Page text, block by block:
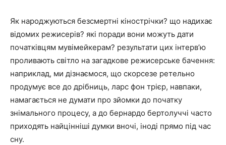
Як народжуються безсмертні кінострічки? що надихає
відомих режисерів? які поради вони можуть дати
початківцям мувімейкерам? результати цих інтерв’ю
проливають світло на загадкове режисерське бачення:
наприклад, ми дізнаємося, що скорсезе ретельно
продумує все до дрібниць, ларс фон трієр, навпаки,
намагається не думати про зйомки до початку
знімального процесу, а до бернардо бертолуччі часто
приходять найцінніші думки вночі, іноді прямо під час
сну.